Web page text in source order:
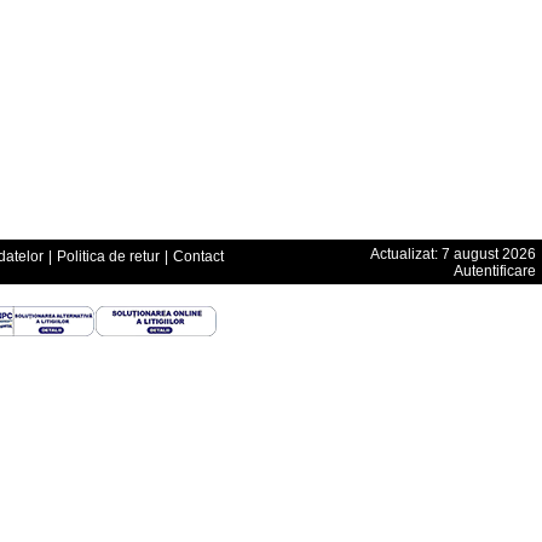
| Politica de retur | Contact
Actualizat: 7 august 2026
Autentificare